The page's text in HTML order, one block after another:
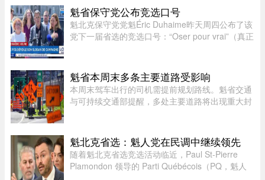
南磁极，南磁极则转变为北 ...
魁省保守党公布竞选口号
魁北克保守党党魁Éric Duhaime昨天周四公布了该
党下一届省选的竞选口号：“Oser pour vrai”（真正
未来联盟（CAQ）、 ...
魁省本周末多条主要道路受影响
本周末驾车出行的司机需提前规划路线。魁省交通
与可持续交通部提醒，多处主要道路将出现重大封
堵。20号高速（Boucherville ...
魁北克省选：魁人党在民调中继续领先
随着魁北克省选竞选活动临近，Paul St-Pierre
Plamondon 领导的 Parti Québécois（PQ，魁人